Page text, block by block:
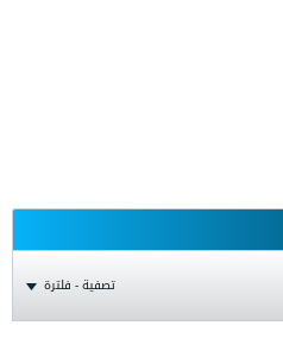
تصفية - فلترة